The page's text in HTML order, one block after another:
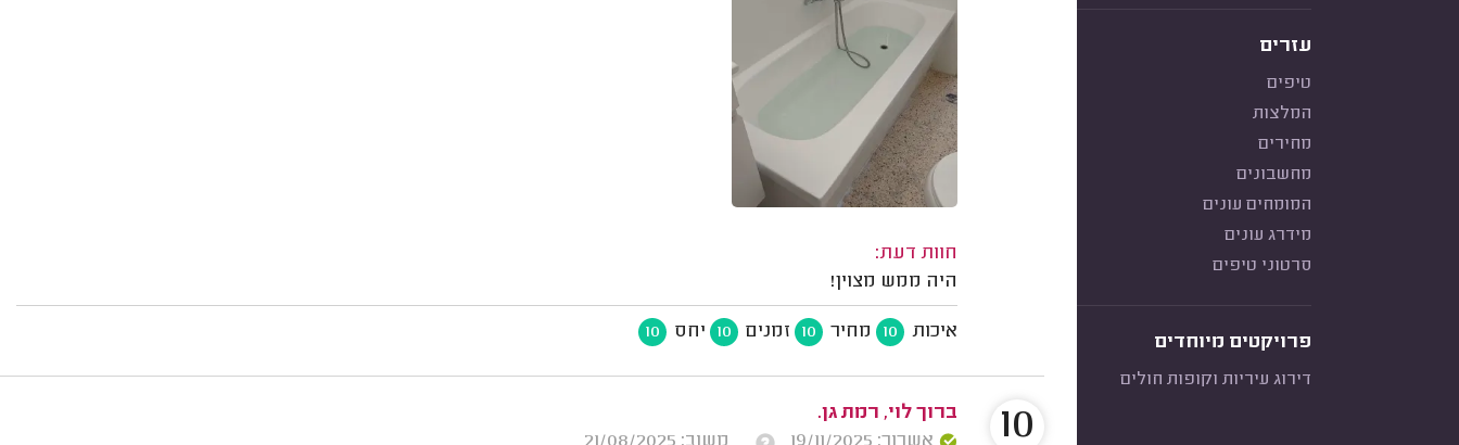
עזרים
טיפים
המלצות
מחירים
מחשבונים
המומחים עונים
מידרג עונים
סרטוני טיפים
פרויקטים מיוחדים
דירוג עיריות וקופות חולים
חוות דעת:
היה ממש מצוין!
איכות 10 מחיר 10 זמנים 10 יחס 10
ברוך לוי, רמת גן.
10